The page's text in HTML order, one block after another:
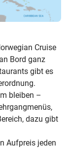
Cruise
Bord ganz
gibt es
bleiben –
dazu gibt
Aufpreis jeden